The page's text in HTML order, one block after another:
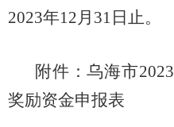
2023年12 月 31 日止。
附件：乌海市2023
奖励资金申报表